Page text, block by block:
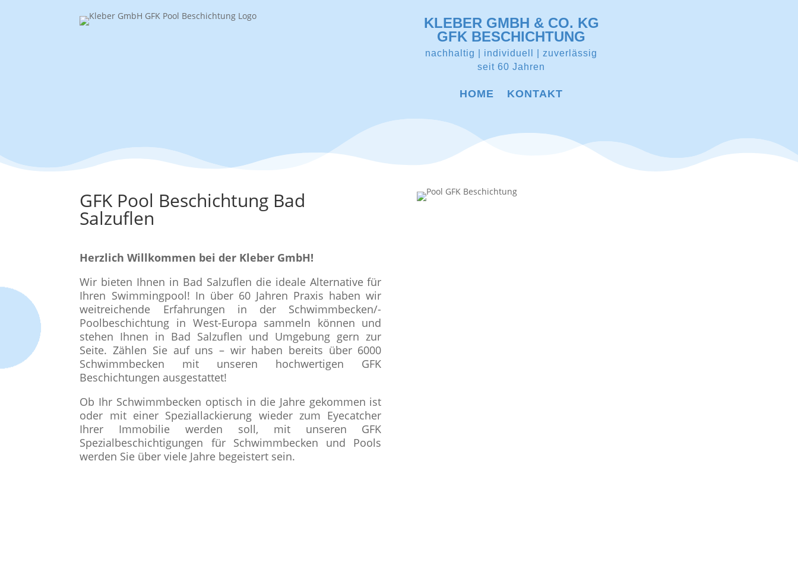
KLEBER GMBH & CO. KG
GFK BESCHICHTUNG
nachhaltig | individuell | zuverlässig
seit 60 Jahren
HOME KONTAKT
GFK Pool Beschichtung Bad
Salzuflen
Herzlich Willkommen bei der Kleber GmbH!
Wir bieten Ihnen in Bad Salzuflen die ideale Alternative für
Ihren Swimmingpool! In über 60 Jahren Praxis haben wir
weitreichende Erfahrungen in der Schwimmbecken/-
Poolbeschichtung in West-Europa sammeln können und
stehen Ihnen in Bad Salzuflen und Umgebung gern zur
Seite. Zählen Sie auf uns – wir haben bereits über 6000
Schwimmbecken mit unseren hochwertigen GFK
Beschichtungen ausgestattet!
Ob Ihr Schwimmbecken optisch in die Jahre gekommen ist
oder mit einer Speziallackierung wieder zum Eyecatcher
Ihrer Immobilie werden soll, mit unseren GFK
Spezialbeschichtigungen für Schwimmbecken und Pools
werden Sie über viele Jahre begeistert sein.